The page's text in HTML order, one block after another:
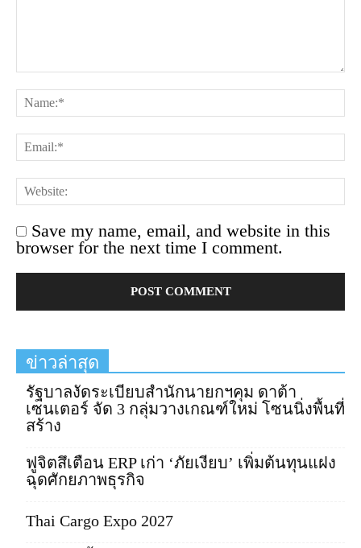
Save my name, email, and website in this
browser for the next time I comment.
ข่าวล่าสุด
รัฐบาลงัดระเบียบสำนักนายกฯคุม ดาต้า
เซนเตอร์ จัด 3 กลุ่มวางเกณฑ์ใหม่ โซนนิ่งพื้นที่
สร้าง
ฟูจิตสึเตือน ERP เก่า ‘ภัยเงียบ’ เพิ่มต้นทุนแฝง
ฉุดศักยภาพธุรกิจ
Thai Cargo Expo 2027